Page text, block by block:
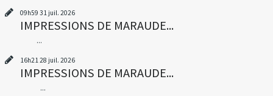
09h59 31 juil. 2026
IMPRESSIONS DE MARAUDE...
...
16h2128 juil. 2026
IMPRESSIONS DE MARAUDE...
...